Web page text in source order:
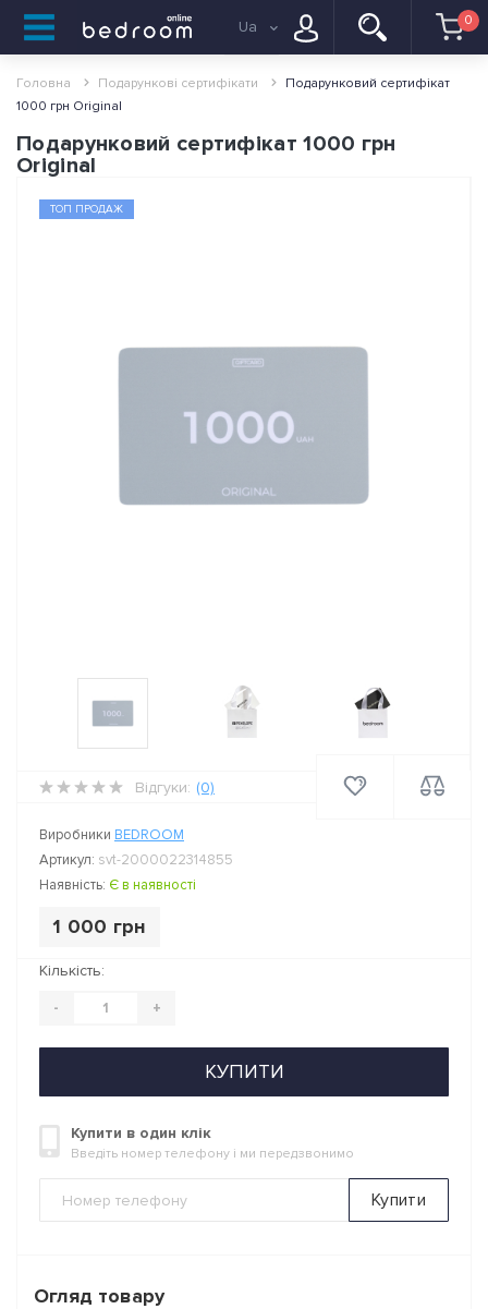
Ua 0
Головна Подарункові сертифікати
Подарунковий сертифікат
1000 грн Original
Подарунковий сертифікат 1000 грн
Original
ТОП ПРОДАЖ
Відгуки: (0)
Виробники BEDROOM
Артикул: svt-2000022314855
Наявність: Є в наявності
1 000 грн
Кількість:
- +
КУПИТИ
Купити в один клік
Введіть номер телефону і ми передзвонимо
Купити
Огляд товару